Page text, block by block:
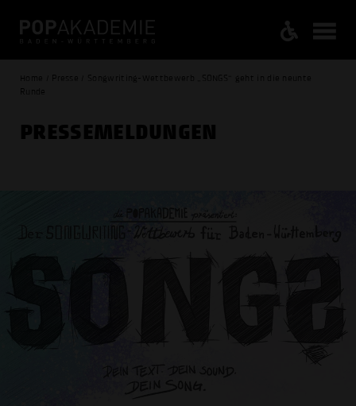
Home / Presse / Songwriting-Wettbewerb „SONGS“ geht in die neunte
Runde
PRESSE­MELDUNGEN